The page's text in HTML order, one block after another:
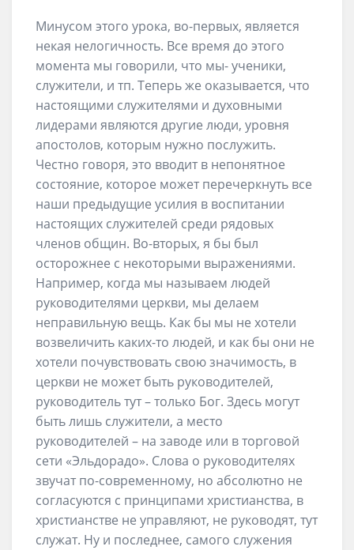
Минусом этого урока, во-первых, является
некая нелогичность. Все время до этого
момента мы говорили, что мы- ученики,
служители, и тп. Теперь же оказывается, что
настоящими служителями и духовными
лидерами являются другие люди, уровня
апостолов, которым нужно послужить.
Честно говоря, это вводит в непонятное
состояние, которое может перечеркнуть все
наши предыдущие усилия в воспитании
настоящих служителей среди рядовых
членов общин. Во-вторых, я бы был
осторожнее с некоторыми выражениями.
Например, когда мы называем людей
руководителями церкви, мы делаем
неправильную вещь. Как бы мы не хотели
возвеличить каких-то людей, и как бы они не
хотели почувствовать свою значимость, в
церкви не может быть руководителей,
руководитель тут – только Бог. Здесь могут
быть лишь служители, а место
руководителей – на заводе или в торговой
сети «Эльдорадо». Слова о руководителях
звучат по-современному, но абсолютно не
согласуются с принципами христианства, в
христианстве не управляют, не руководят, тут
служат. Ну и последнее, самого служения